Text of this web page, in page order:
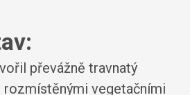
převážně travnatý
vegetačními